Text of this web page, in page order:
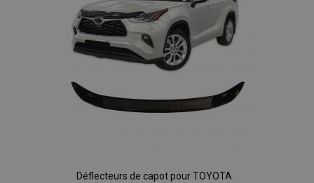
Déflecteurs de capot pour TOYOTA